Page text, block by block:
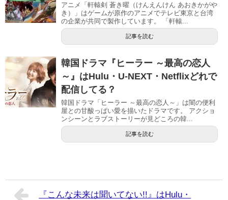
アニメ「軒轅剣 蒼き曜（けんえんけん あおきかがや
き）」はゲームが原作のアニメでテレビ東京と台湾
の企業が共同で製作しています。 「軒轅...
記事を読む
韓国ドラマ『ヒーラー ～最高の恋人
～』はHulu・U-NEXT・Netflixどれで
配信してる？
韓国ドラマ「ヒーラー ～最高の恋人～」は闇の便利
屋との甘酸っぱい愛を描いたドラマです。 アクショ
ンシーンとラブストーリーが見どころの韓...
記事を読む
『こんな未来は聞いてない!!』はHulu・